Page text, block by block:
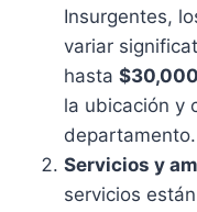
Insurgentes,
variar
hasta $30,000
la ubicación y
departamento.
Servicios y
servicios